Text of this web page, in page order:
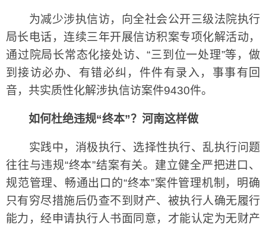
为减少涉执信访，向全社会公开三级法院执行
局长电话，连续三年开展信访积案专项化解活动，
通过院局长常态化接处访、“三到位一处理”等，做
到接访必办、有错必纠，件件有录入，事事有回
音，共实质性化解涉执信访案件9430件。
如何杜绝违规“终本”？河南这样做
实践中，消极执行、选择性执行、乱执行问题
往往与违规“终本”结案有关。建立健全严把进口、
规范管理、畅通出口的“终本”案件管理机制，明确
只有穷尽措施后仍查不到财产、被执行人确无履行
能力，经申请执行人书面同意，才能认定为无财产